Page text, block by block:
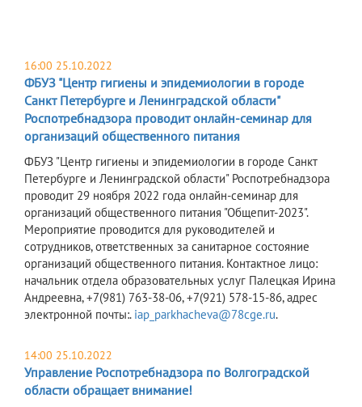
16:00 25.10.2022
ФБУЗ "Центр гигиены и эпидемиологии в городе
Санкт Петербурге и Ленинградской области"
Роспотребнадзора проводит онлайн-семинар для
организаций общественного питания
ФБУЗ "Центр гигиены и эпидемиологии в городе Санкт
Петербурге и Ленинградской области" Роспотребнадзора
проводит 29 ноября 2022 года онлайн-семинар для
организаций общественного питания "Общепит-2023".
Мероприятие проводится для руководителей и
сотрудников, ответственных за санитарное состояние
организаций общественного питания. Контактное лицо:
начальник отдела образовательных услуг Палецкая Ирина
Андреевна, +7(981) 763-38-06, +7(921) 578-15-86, адрес
электронной почты:. iap_parkhacheva@78cge.ru.
14:00 25.10.2022
Управление Роспотребнадзора по Волгоградской
области обращает внимание!